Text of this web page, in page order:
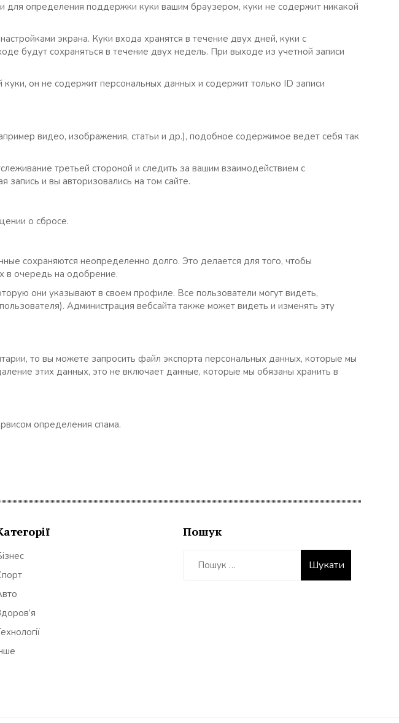
для определения поддержки куки вашим браузером, куки не содержит никакой
экрана. Куки входа хранятся в течение двух дней, куки с
будут сохраняться в течение двух недель. При выходе из учетной записи
он не содержит персональных данных и содержит только ID записи
видео, изображения, статьи и др.), подобное содержимое ведет себя так
третьей стороной и следить за вашим взаимодействием с
и вы авторизовались на том сайте.
о сбросе.
сохраняются неопределенно долго. Это делается для того, чтобы
в очередь на одобрение.
они указывают в своем профиле. Все пользователи могут видеть,
Администрация вебсайта также может видеть и изменять эту
то вы можете запросить файл экспорта персональных данных, которые мы
этих данных, это не включает данные, которые мы обязаны хранить в
определения спама.
Пошук